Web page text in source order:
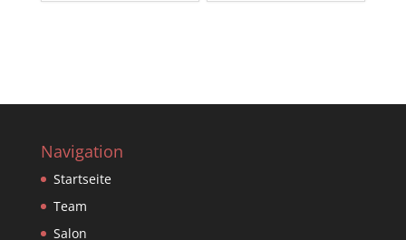
Navigation
Startseite
Team
Salon